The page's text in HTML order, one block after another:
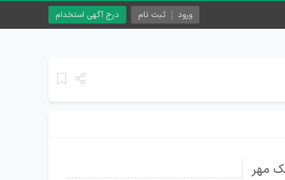
درج آگهی استخدام ورود ثبت نام
مهر